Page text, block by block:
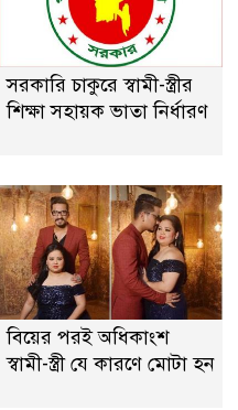
সরকারি চাকুরে স্বামী-স্ত্রীর
শিক্ষা সহায়ক ভাতা নির্ধারণ
বিয়ের পরই অধিকাংশ
স্বামী-স্ত্রী যে কারণে মোটা হন